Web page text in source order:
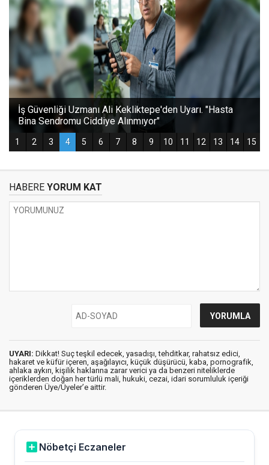
HABERE YORUM KAT
UYARI: Dikkat! Suç teşkil edecek, yasadışı, tehditkar, rahatsız edici,
hakaret ve küfür içeren, aşağılayıcı, küçük düşürücü, kaba, pornografik,
ahlaka aykırı, kişilik haklarına zarar verici ya da benzeri niteliklerde
içeriklerden doğan her türlü mali, hukuki, cezai, idari sorumluluk içeriği
gönderen Üye/Üyeler’e aittir.